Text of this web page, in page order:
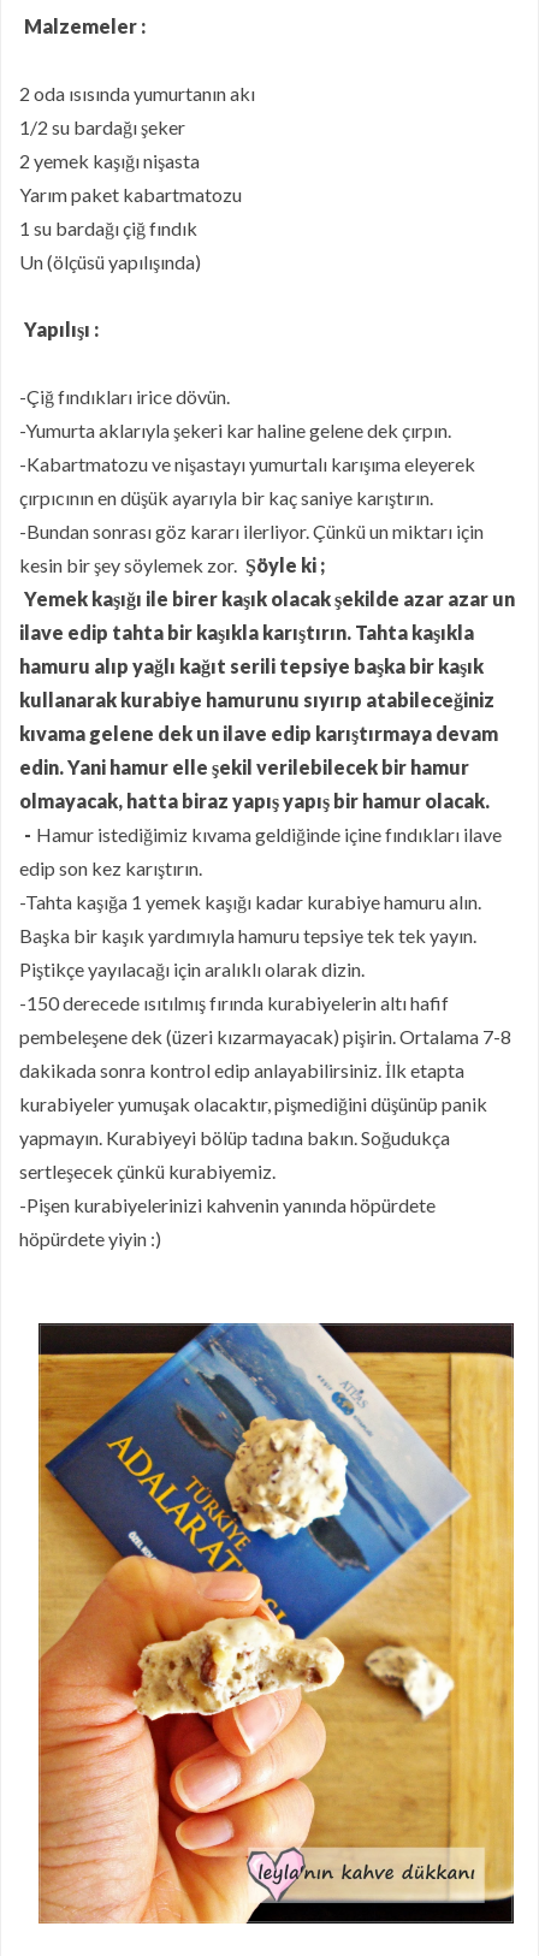
Malzemeler :
2 oda ısısında yumurtanın akı
1/2 su bardağı şeker
2 yemek kaşığı nişasta
Yarım paket kabartmatozu
1 su bardağı çiğ fındık
Un (ölçüsü yapılışında)
Yapılışı :
-Çiğ fındıkları irice dövün.
-Yumurta aklarıyla şekeri kar haline gelene dek çırpın.
-Kabartmatozu ve nişastayı yumurtalı karışıma eleyerek
çırpıcının en düşük ayarıyla bir kaç saniye karıştırın.
-Bundan sonrası göz kararı ilerliyor. Çünkü un miktarı için
kesin bir şey söylemek zor. Şöyle ki ;
Yemek kaşığı ile birer kaşık olacak şekilde azar azar un
ilave edip tahta bir kaşıkla karıştırın. Tahta kaşıkla
hamuru alıp yağlı kağıt serili tepsiye başka bir kaşık
kullanarak kurabiye hamurunu sıyırıp atabileceğiniz
kıvama gelene dek un ilave edip karıştırmaya devam
edin. Yani hamur elle şekil verilebilecek bir hamur
olmayacak, hatta biraz yapış yapış bir hamur olacak.
- Hamur istediğimiz kıvama geldiğinde içine fındıkları ilave
edip son kez karıştırın.
-Tahta kaşığa 1 yemek kaşığı kadar kurabiye hamuru alın.
Başka bir kaşık yardımıyla hamuru tepsiye tek tek yayın.
Piştikçe yayılacağı için aralıklı olarak dizin.
-150 derecede ısıtılmış fırında kurabiyelerin altı hafif
pembeleşene dek (üzeri kızarmayacak) pişirin. Ortalama 7-8
dakikada sonra kontrol edip anlayabilirsiniz. İlk etapta
kurabiyeler yumuşak olacaktır, pişmediğini düşünüp panik
yapmayın. Kurabiyeyi bölüp tadına bakın. Soğudukça
sertleşecek çünkü kurabiyemiz.
-Pişen kurabiyelerinizi kahvenin yanında höpürdete
höpürdete yiyin :)